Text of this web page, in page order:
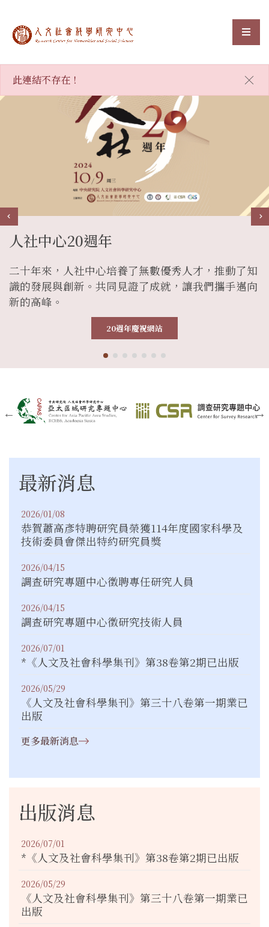
中央研究院人文社會科選
×
此連結不存在！
人社中心20週年
二十年來，人社中心培養了無數優秀人才，推動了知
識的發展與創新。共同見證了成就，讓我們攜手邁向
新的高峰。
20週年慶祝網站
dotdotdotdotdotdotdot
最新消息
2026/01/08
恭賀蕭高彥特聘研究員榮獲114年度國家科學及
技術委員會傑出特約研究員獎
2026/04/15
調查研究專題中心徵聘專任研究人員
2026/04/15
調查研究專題中心徵研究技術人員
2026/07/01
*《人文及社會科學集刊》第38卷第2期已出版
2026/05/29
《人文及社會科學集刊》第三十八卷第一期業已
出版
更多最新消息
出版消息
2026/07/01
*《人文及社會科學集刊》第38卷第2期已出版
2026/05/29
《人文及社會科學集刊》第三十八卷第一期業已
出版